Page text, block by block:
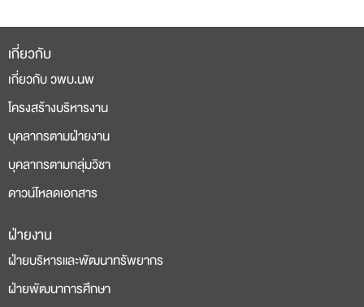
เกี่ยวกับ
เกี่ยวกับ วพบ.นพ
โครงสร้างบริหารงาน
บุคลากรตามฝ่ายงาน
บุคลากรตามกลุ่มวิชา
ดาวน์โหลดเอกสาร
deneme
bonusu
casino
siteleri
ฝ่ายงาน
ฝ่ายบริหารและพัฒนาทรัพยากร
ฝ่ายพัฒนาการศึกษา